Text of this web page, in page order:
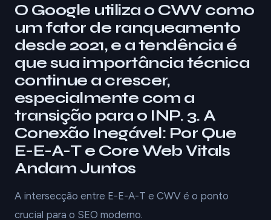
O Google utiliza o CWV como
um fator de ranqueamento
desde 2021, e a tendência é
que sua importância técnica
continue a crescer,
especialmente com a
transição para o INP. 3. A
Conexão Inegável: Por Que
E-E-A-T e Core Web Vitals
Andam Juntos
A intersecção entre E-E-A-T e CWV é o ponto
crucial para o SEO moderno.